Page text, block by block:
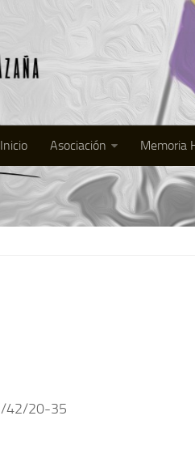
Inicio Asociación Memoria
42/20-35